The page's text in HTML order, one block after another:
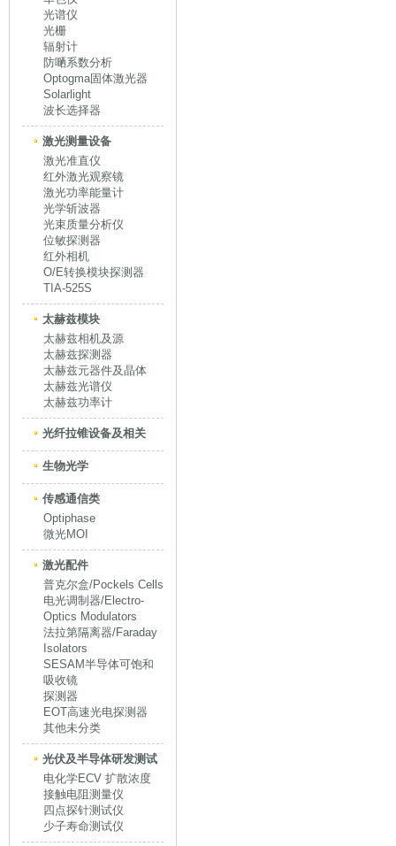
光谱仪
光栅
辐射计
防嗮系数分析
Optogma固体激光器
Solarlight
波长选择器
激光测量设备
激光准直仪
红外激光观察镜
激光功率能量计
光学斩波器
光束质量分析仪
位敏探测器
红外相机
O/E转换模块探测器
TIA-525S
太赫兹模块
太赫兹相机及源
太赫兹探测器
太赫兹元器件及晶体
太赫兹光谱仪
太赫兹功率计
光纤拉锥设备及相关
生物光学
传感通信类
Optiphase
微光MOI
激光配件
普克尔盒/Pockels Cells
电光调制器/Electro-
Optics Modulators
法拉第隔离器/Faraday
Isolators
SESAM半导体可饱和
吸收镜
探测器
EOT高速光电探测器
其他未分类
光伏及半导体研发测试
电化学ECV 扩散浓度
接触电阻测量仪
四点探针测试仪
少子寿命测试仪